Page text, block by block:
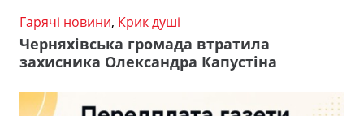
Гарячі новини, Крик душі
Черняхівська громада втратила
захисника Олександра Капустіна